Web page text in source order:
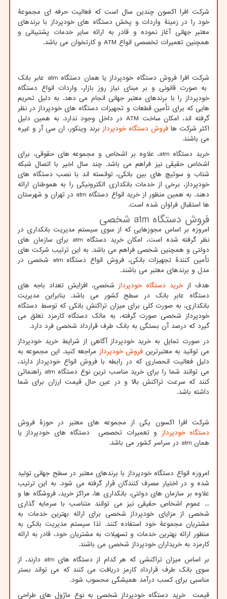
شرکت افرا اکسون چندین سال است که فعالیت حرفه ای مجموعۀ
خود را در زمینۀ واردات و پخش دستگاه های خودپرداز با برندهای
معتبر جهانی آغاز نموده و قادر به ارائه سایر خدمات پشتیبانی و
همچنین تعمیرات تخصصی انواع ATM و کارتخوان می باشد.
شرکت افرا فروش دستگاه خودپرداز یا همان دستگاهatm عابر بانک
به صورت قانونی و بر مبنای نیاز روز بازار، واردات انواع دستگاه
خودپرداز را با برندهای معتبر جهانی انجام می دهد. به دلیل تحریم
هایی که برای تأمین قطعات و تجهیزات دستگاه های خودپرداز در نظر
گرفته اند، امکان ساخت ATM در داخل وجود ندارد. به همین دلیل
اکثر شرکت ها فروش دستگاه خودپرداز برند وینکور، ان سی آر و غیره
می باشند.
خرید دستگاه atm، علاوه بر اشخاص و مجموعه های حقوقی، برای
اشخاص حقیقی نیز فراهم می باشد. چند سال اخیر با اتصال شبکه
شتاب و سوئیچ های بین بانکی، توانسته اند با نصب دستگاه های
خودپرداز، برخی از خدمات بانکداری الکترونیکی را به هموطنان ارائه
دهند. به همین منظور از خرید انواع دستگاه atm در تهران و شهرستان
ها استقبال فراوان شده است.
فروش دستگاه atm شخصی
امروزه بر اساس مجوزهایی که از سوی سیستم مدیریت بانکداری در
نظر گرفته شده است، امکان خرید دستگاه atm برای سازمان های
دولتی و همچنین شخصی فراهم می باشد. به این ترتیب شرکت های
تأمین کنندۀ تجهیزات بانکی، فروش انواع دستگاهatm شخصی در
مدل و برندهای معتبر می باشند.
هدف از خرید دستگاه خودپرداز شخصی، افزایش تعداد باجه های
دستگاه عابر بانک در سطح کشور می باشد. بنابراین مدیریت
بانکداری، به صورت کلی برای میزان تراکنش بانکی که توسط دستگاه
خودپرداز شخصی صورت گرفته، به مالک دستگاه کارمزد تعلق می
گیرد که درصد آن بستگی به بانک طرف قرارداد شخصی فرد دارد.
در صورت تمایل به خرید خودپرداز آگاهی از شرایط خرید خودپرداز
می توانید به معتبرترینفروش خودپرداز مراجعه کنید. این مجموعه به
دلیل فعالیت انحصاری که در رابطه با فروش انواع خودپرداز دارند،
می توانند شما را برای خرید مناسب ترین نوع دستگاهatm راهنمائی
کنند که سرعت تراکنش بالا و در عین حال قیمت ارزان برای شما
داشته باشد.
شرکت افرا اکسون یکی از مجموعه های معتبر در حوزۀ فروش
دستگاه خودپرداز و تعمیرات تخصصی دستگاه های خودپرداز یا
همان atm در سراسر کشور می باشد.
امروزه انواع دستگاه خودپرداز با برندهای معتبر در سطح جهانی تولید
شده و در اختیار مصرف کنندگان قرار گرفته می شود. به این ترتیب
علاوه بر سازمان های دولتی، بانکداری ها، مراکز خرید، فروشگاه ها و
... عموم اشخاص حقیقی نیز می توانند متناسب با سرمایه گذاری
شخصی از مزایای خودپرداز شخصی برای ارائه بهترین خدمات به
مشتریان مجموعۀ خود استفاده کنند. لذا سیستم مدیریت بانکی به
منظور ارائه بهترین خدمات و تسهیلات به مشتریان خود، قادر به ارائه
کارمزد به خریداران خودپرداز شخصی می باشند.
بر اساس میزان تراکنشی که هر کدام از دستگاه هایatm دارند، از
سوی بانک طرف قرارداد کارمز دریافت می کنند که می تواند بستر
مناسبی برای کسب درآمد همیشگی محسوب شود.
قیمت خرید دستگاه خودپرداز شخصی به نوع ماژول های طراحی